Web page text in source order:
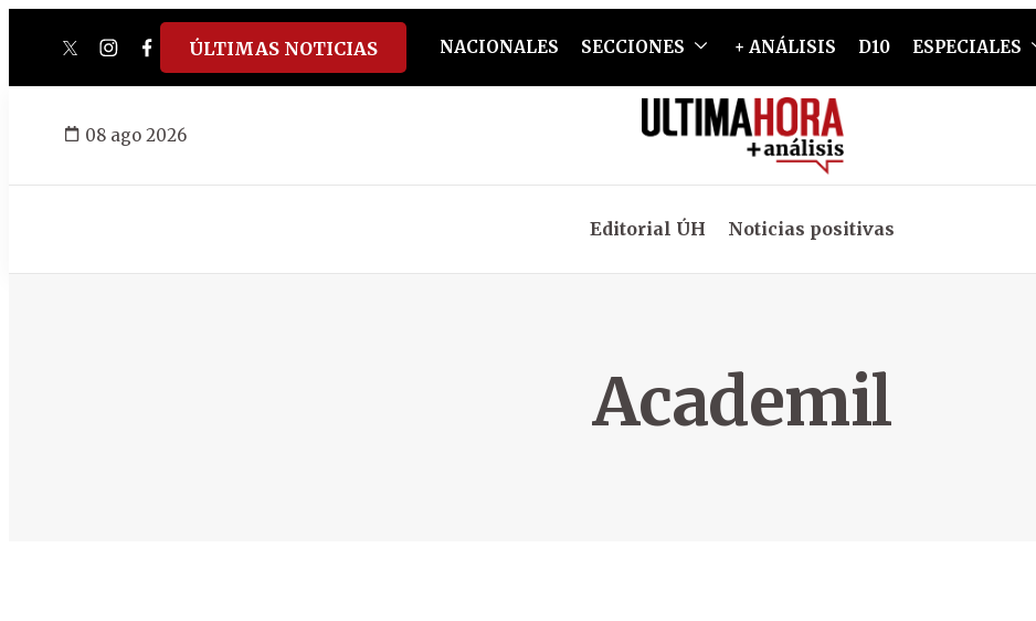
twitterinstagram
facebook
tiktokyoutube
spotify
ÚLTIMAS NOTICIAS NACIONALES SECCIONES + ANÁLISIS D10 ESPECIALES
08 ago 2026
Editorial ÚH Noticias positivas
Academil